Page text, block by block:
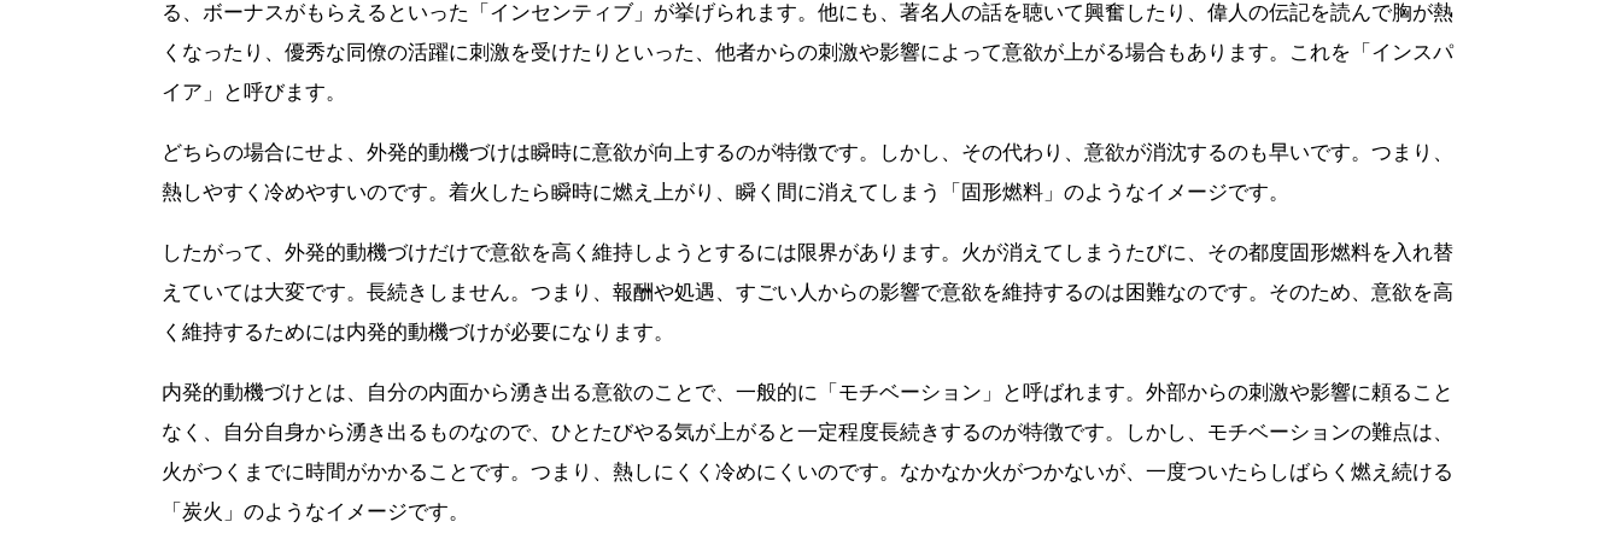
る、ボーナスがもらえるといった「インセンティブ」が挙げられます。他にも、著名人の話を聴いて興奮したり、偉人の伝記を読んで胸が熱
くなったり、優秀な同僚の活躍に刺激を受けたりといった、他者からの刺激や影響によって意欲が上がる場合もあります。これを「インスパ
イア」と呼びます。
どちらの場合にせよ、外発的動機づけは瞬時に意欲が向上するのが特徴です。しかし、その代わり、意欲が消沈するのも早いです。つまり、
熱しやすく冷めやすいのです。着火したら瞬時に燃え上がり、瞬く間に消えてしまう「固形燃料」のようなイメージです。
したがって、外発的動機づけだけで意欲を高く維持しようとするには限界があります。火が消えてしまうたびに、その都度固形燃料を入れ替
えていては大変です。長続きしません。つまり、報酬や処遇、すごい人からの影響で意欲を維持するのは困難なのです。そのため、意欲を高
く維持するためには内発的動機づけが必要になります。
内発的動機づけとは、自分の内面から湧き出る意欲のことで、一般的に「モチベーション」と呼ばれます。外部からの刺激や影響に頼ること
なく、自分自身から湧き出るものなので、ひとたびやる気が上がると一定程度長続きするのが特徴です。しかし、モチベーションの難点は、
火がつくまでに時間がかかることです。つまり、熱しにくく冷めにくいのです。なかなか火がつかないが、一度ついたらしばらく燃え続ける
「炭火」のようなイメージです。